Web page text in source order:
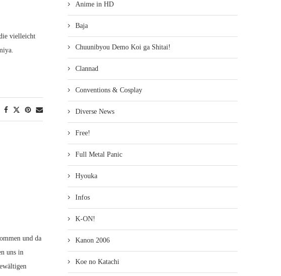
vielleicht
und da
uns in
Anime in HD
Baja
Chuunibyou Demo Koi ga Shitai!
Clannad
Conventions & Cosplay
Diverse News
Free!
Full Metal Panic
Hyouka
Infos
K-ON!
Kanon 2006
Koe no Katachi